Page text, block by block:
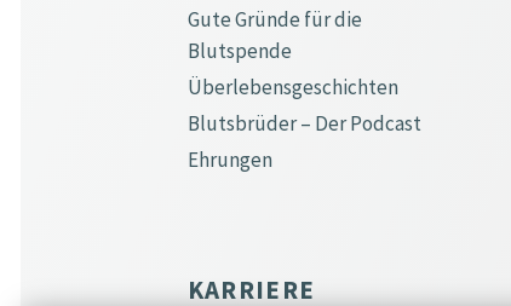
Gute Gründe für die
Blutspende
Überlebensgeschichten
Blutsbrüder – Der Podcast
Ehrungen
KARRIERE